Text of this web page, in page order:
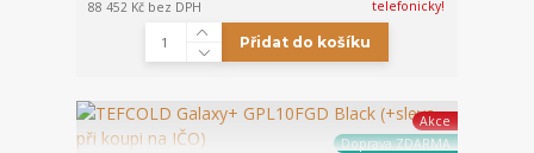
88 452 Kč bez DPH telefonicky!
Přidat do košíku
Akce
Doprava ZDARMA